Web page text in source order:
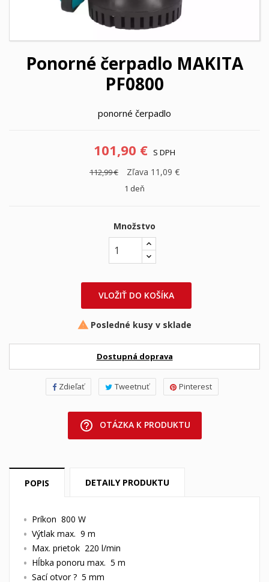
Ponorné čerpadlo MAKITA
PF0800
ponorné čerpadlo
101,90 € S DPH
112,99 €
Zľava 11,09 €
1 deň
Množstvo
VLOŽIŤ DO KOŠÍKA
 Posledné kusy v sklade
Dostupná doprava
Zdieľať Tweetnuť Pinterest
help_outline OTÁZKA K PRODUKTU
POPIS DETAILY PRODUKTU
Príkon 800 W
Výtlak max. 9 m
Max. prietok 220 l/min
Hĺbka ponoru max. 5 m
Sací otvor ? 5 mm